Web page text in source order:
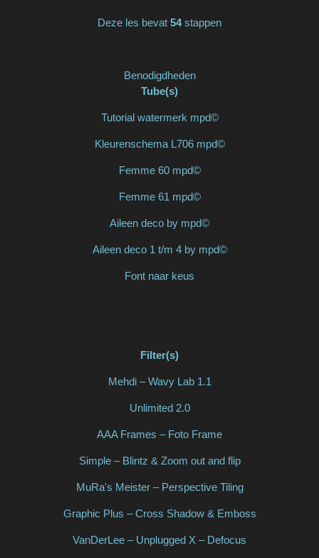
Deze les bevat 54stappen
Benodigdheden
Tube(s)
Tutorial watermerk mpd©
Kleurenschema L706 mpd©
Femme 60 mpd©
Femme 61 mpd©
Aileen deco by mpd©
Aileen deco 1 t/m 4 by mpd©
Font naar keus
Filter(s)
Mehdi – Wavy Lab 1.1
Unlimited 2.0
AAA Frames – Foto Frame
Simple – Blintz & Zoom out and flip
MuRa's Meister – Perspective Tiling
Graphic Plus – Cross Shadow & Emboss
VanDerLee – Unplugged X – Defocus